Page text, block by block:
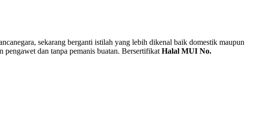
sekarang berganti istilah yang lebih dikenal baik domestik maupun
pengawet dan tanpa pemanis buatan. BersertifikatHalal MUI No.